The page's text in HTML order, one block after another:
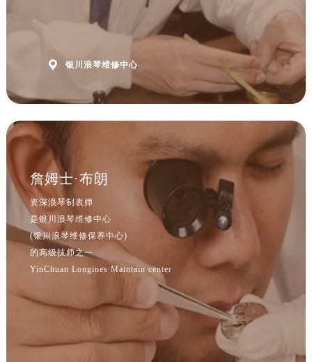
 银川浪琴维修中心
詹姆士·布朗
资深浪琴制表师
是银川浪琴维修中心
(银川浪琴维修保养中心)
的高级技师之一
YinChuan Longines Maintain center